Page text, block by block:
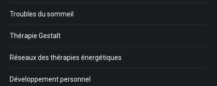
Troubles du sommeil
Thérapie Gestalt
Réseaux des thérapies énergétiques
Développement personnel